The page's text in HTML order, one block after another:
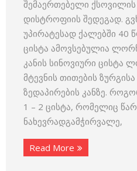
შემაერთებელი
დისტროფიის შედეგად.
უპირატესად ქალებში 40
ცისტა ამოვსებულია
კანის სინოვიური ცისტა
მტევნის თითების
ზედაპირების კანზე.
1 – 2 ცისტა, რომელიც
ნახევრადგამჭირვალე,
Read More